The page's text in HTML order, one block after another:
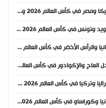
موعد مباراة بلجيكا ومصر في كأس العالم 2026 والقنوات الناقلة
موعد مباراة السويد وتونس في كأس العالم 2026 والقنوات الناقلة
موعد مباراة إسبانيا والرأس الأخضر في كأس العالم 2026 والقنوات الناقلة
موعد مباراة ساحل العاج والإكوادور في كأس العالم 2026 والقنوات الناقلة
موعد مباراة أستراليا وتركيا في كأس العالم 2026 والقنوات الناقلة
موعد مباراة ألمانيا وكوراساو في كأس العالم 2026 والقنوات الناقلة